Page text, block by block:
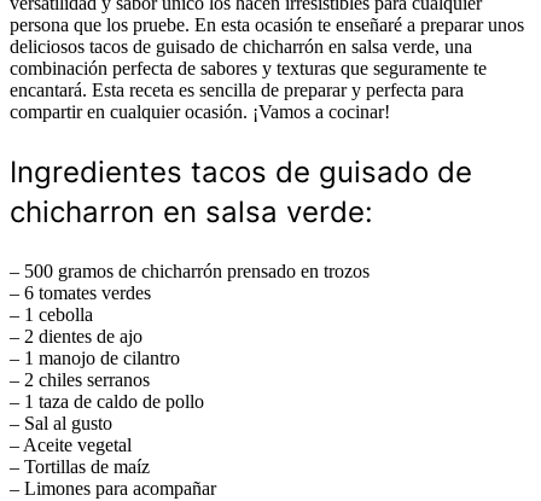
persona que los pruebe. En esta ocasión te enseñaré a preparar unos
deliciosos tacos de guisado de chicharrón en salsa verde, una
combinación perfecta de sabores y texturas que seguramente te
encantará. Esta receta es sencilla de preparar y perfecta para
compartir en cualquier ocasión. ¡Vamos a cocinar!
Ingredientes tacos de guisado de
chicharron en salsa verde:
– 500 gramos de chicharrón prensado en trozos
– 6 tomates verdes
– 1 cebolla
– 2 dientes de ajo
– 1 manojo de cilantro
– 2 chiles serranos
– 1 taza de caldo de pollo
– Sal al gusto
– Aceite vegetal
– Tortillas de maíz
– Limones para acompañar